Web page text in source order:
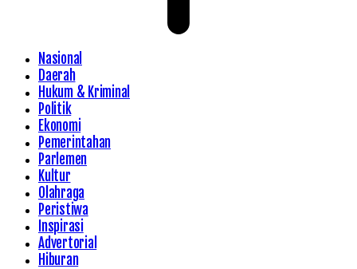
Nasional
Daerah
Hukum & Kriminal
Politik
Ekonomi
Pemerintahan
Parlemen
Kultur
Olahraga
Peristiwa
Inspirasi
Advertorial
Hiburan